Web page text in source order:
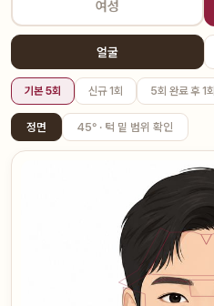
여성
얼굴
기본 5회 신규 1회 5회 완료 후 1회
정면 45° · 턱 밑 범위 확인